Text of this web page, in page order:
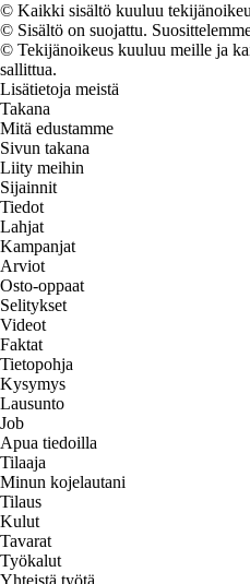
© Kaikki sisältö kuuluu
© Sisältö on suojattu.
© Tekijänoikeus kuuluu meille ja
sallittua.
Lisätietoja meistä
Takana
Mitä edustamme
Sivun takana
Liity meihin
Sijainnit
Tiedot
Lahjat
Kampanjat
Arviot
Osto-oppaat
Selitykset
Videot
Faktat
Tietopohja
Kysymys
Lausunto
Job
Apua tiedoilla
Tilaaja
Minun kojelautani
Tilaus
Kulut
Tavarat
Työkalut